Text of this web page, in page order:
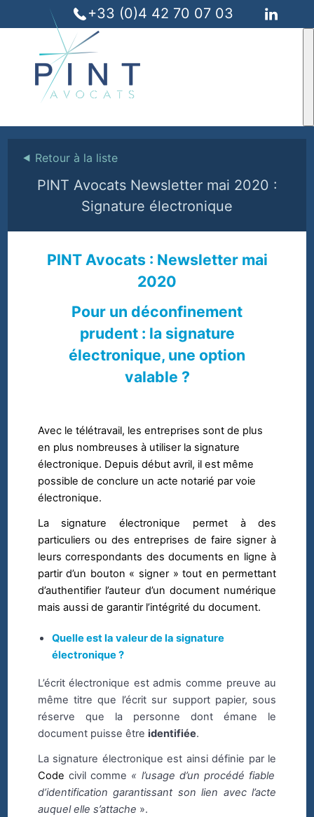
+33 (0)4 42 70 07 03
⯇ Retour à la liste
PINT Avocats Newsletter mai 2020 :
Signature électronique
PINT Avocats : Newsletter mai
2020
Pour un déconfinement
prudent : la signature
électronique, une option
valable ?
Avec le télétravail, les entreprises sont de plus
en plus nombreuses à utiliser la signature
électronique. Depuis début avril, il est même
possible de conclure un acte notarié par voie
électronique.
La signature électronique permet à des
particuliers ou des entreprises de faire signer à
leurs correspondants des documents en ligne à
partir d’un bouton « signer » tout en permettant
d’authentifier l’auteur d’un document numérique
mais aussi de garantir l’intégrité du document.
Quelle est la valeur de la signature
électronique ?
L’écrit électronique est admis comme preuve au
même titre que l’écrit sur support papier, sous
réserve que la personne dont émane le
document puisse être identifiée.
La signature électronique est ainsi définie par le
Code civil comme « l’usage d’un procédé fiable
d’identification garantissant son lien avec l’acte
auquel elle s’attache ».